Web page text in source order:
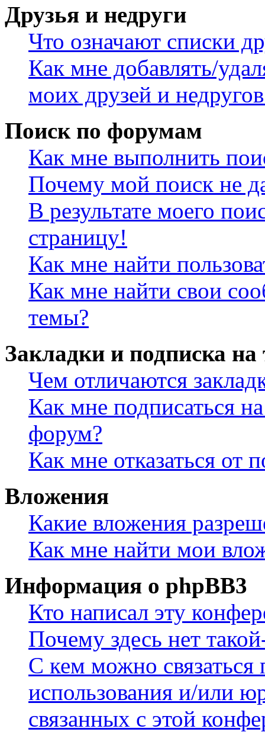
Друзья и недруги
Что означают списки
Как мне добавлять/
моих друзей и
Поиск по форумам
Как мне выполнить
Почему мой поиск не
В результате моего
страницу!
Как мне найти
Как мне найти свои
темы?
Закладки и подписка
Чем отличаются
Как мне подписаться
форум?
Как мне отказаться от
Вложения
Какие вложения
Как мне найти мои
Информация о phpBB3
Кто написал эту
Почему здесь нет
С кем можно связаться
использования и/или
связанных с этой